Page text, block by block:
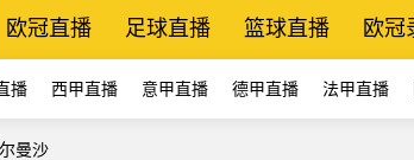
欧冠直播 足球直播 篮球直播 欧冠
播 西甲直播 意甲直播 德甲直播 法甲直播
曼沙